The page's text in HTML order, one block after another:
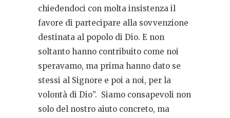
chiedendoci con molta insistenza il
favore di partecipare alla sovvenzione
destinata al popolo di Dio. E non
soltanto hanno contribuito come noi
speravamo, ma prima hanno dato se
stessi al Signore e poi a noi, per la
volontà di Dio”. Siamo consapevoli non
solo del nostro aiuto concreto, ma